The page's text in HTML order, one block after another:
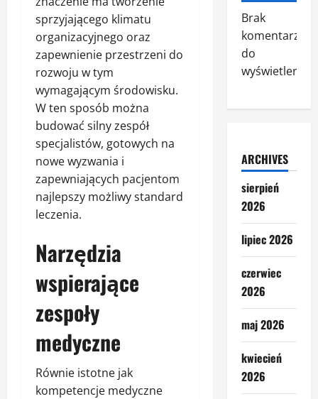
sprzyjającego klimatu
organizacyjnego oraz
zapewnienie przestrzeni do
rozwoju w tym
wymagającym środowisku.
W ten sposób można
budować silny zespół
specjalistów, gotowych na
nowe wyzwania i
zapewniających pacjentom
najlepszy możliwy standard
leczenia.
Narzędzia
wspierające
zespoły
medyczne
Równie istotne jak
kompetencje medyczne
Brak
komentarzy
do
wyświetlenia.
ARCHIVES
sierpień
2026
lipiec 2026
czerwiec
2026
maj 2026
kwiecień
2026